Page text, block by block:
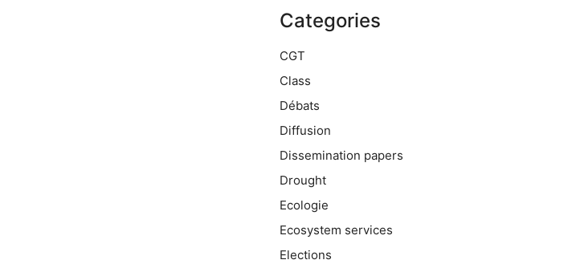
Categories
CGT
Class
Débats
Diffusion
Dissemination papers
Drought
Ecologie
Ecosystem services
Elections